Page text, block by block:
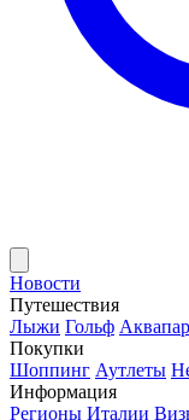
Новости
Путешествия
Лыжи Гольф
Покупки
Шоппинг Аутлеты
Информация
Регионы Италии